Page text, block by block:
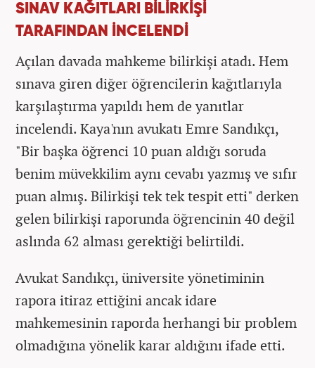
SINAV KAĞITLARI BİLİRKİŞİ
TARAFINDAN İNCELENDİ
Açılan davada mahkeme bilirkişi atadı. Hem
sınava giren diğer öğrencilerin kağıtlarıyla
karşılaştırma yapıldı hem de yanıtlar
incelendi. Kaya'nın avukatı Emre Sandıkçı,
"Bir başka öğrenci 10 puan aldığı soruda
benim müvekkilim aynı cevabı yazmış ve sıfır
puan almış. Bilirkişi tek tek tespit etti" derken
gelen bilirkişi raporunda öğrencinin 40 değil
aslında 62 alması gerektiği belirtildi.
Avukat Sandıkçı, üniversite yönetiminin
rapora itiraz ettiğini ancak idare
mahkemesinin raporda herhangi bir problem
olmadığına yönelik karar aldığını ifade etti.